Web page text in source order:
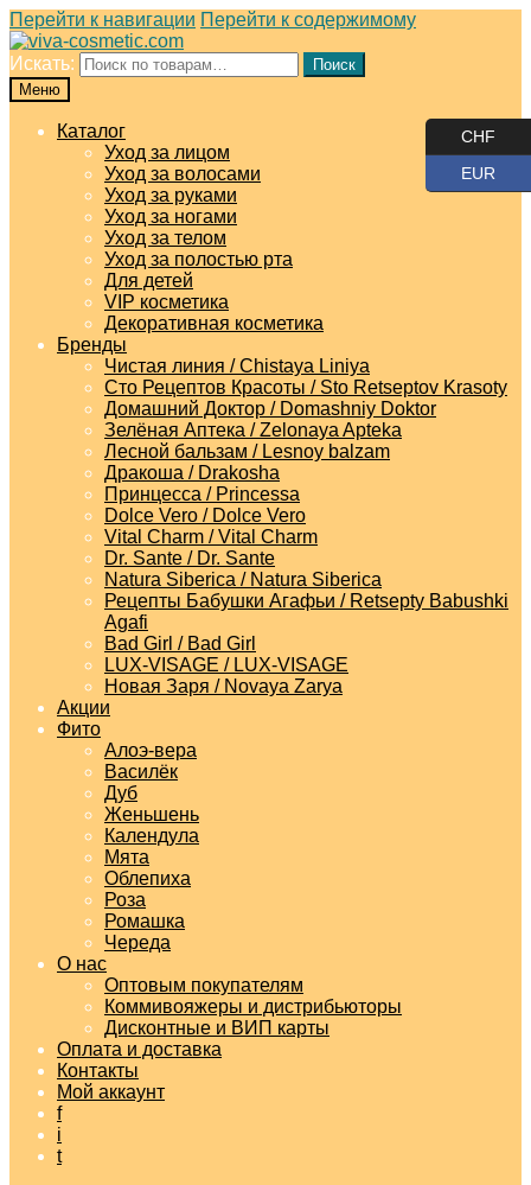
Перейти к навигации Перейти к содержимому
Искать:
Поиск
Меню
Каталог
Уход за лицом
Уход за волосами
Уход за руками
Уход за ногами
Уход за телом
Уход за полостью рта
Для детей
VIP косметика
Декоративная косметика
Бренды
Чистая линия / Chistaya Liniya
Сто Рецептов Красоты / Sto Retseptov Krasoty
Домашний Доктор / Domashniy Doktor
Зелёная Аптека / Zelonaya Apteka
Лесной бальзам / Lesnoy balzam
Дракоша / Drakosha
Принцесса / Princessa
Dolce Vero / Dolce Vero
Vital Charm / Vital Charm
Dr. Sante / Dr. Sante
Natura Siberica / Natura Siberica
Рецепты Бабушки Агафьи / Retsepty Babushki
Agafi
Bad Girl / Bad Girl
LUX-VISAGE / LUX-VISAGE
Новая Заря / Novaya Zarya
Акции
Фито
Алоэ-вера
Василёк
Дуб
Женьшень
Календула
Мята
Облепиха
Роза
Ромашка
Череда
О нас
Оптовым покупателям
Коммивояжеры и дистрибьюторы
Дисконтные и ВИП карты
Оплата и доставка
Контакты
Мой аккаунт
f
i
t
CHF
EUR